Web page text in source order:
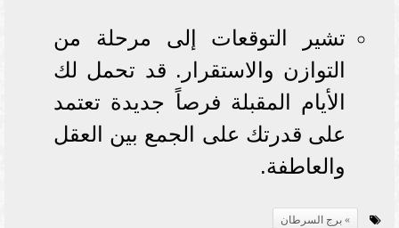
تشير التوقعات إلى مرحلة من
التوازن والاستقرار. قد تحمل لك
الأيام المقبلة فرصاً جديدة تعتمد
على قدرتك على الجمع بين العقل
والعاطفة.
برج السرطان